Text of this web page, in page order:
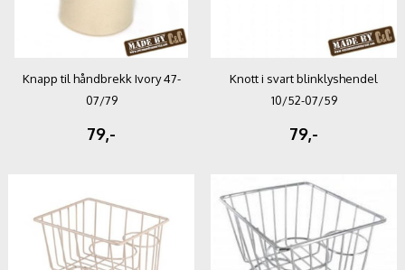
Knapp til håndbrekk Ivory 47-
07/79
79,-
Knott i svart blinklyshendel
10/52-07/59
79,-